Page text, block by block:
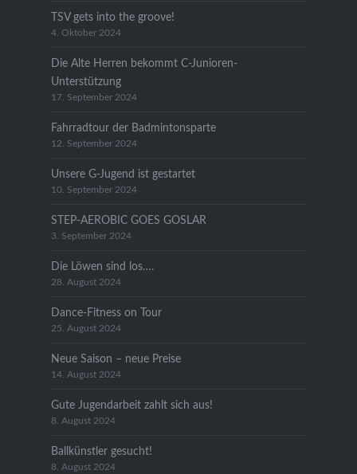
TSV gets into the groove!
4. Oktober 2024
Die Alte Herren bekommt C-Junioren-
Unterstützung
17. September 2024
Fahrradtour der Badmintonsparte
12. September 2024
Unsere G-Jugend ist gestartet
10. September 2024
STEP-AEROBIC GOES GOSLAR
3. September 2024
Die Löwen sind los….
28. August 2024
Dance-Fitness on Tour
25. August 2024
Neue Saison – neue Preise
14. August 2024
Gute Jugendarbeit zahlt sich aus!
8. August 2024
Ballkünstler gesucht!
8. August 2024